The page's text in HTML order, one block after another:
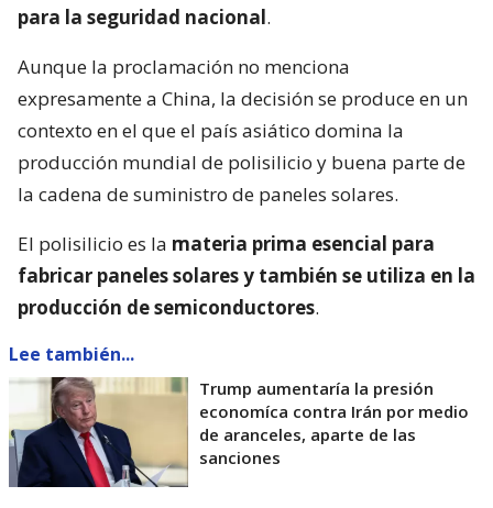
para la seguridad nacional.
Aunque la proclamación no menciona
expresamente a China, la decisión se produce en un
contexto en el que el país asiático domina la
producción mundial de polisilicio y buena parte de
la cadena de suministro de paneles solares.
El polisilicio es la materia prima esencial para
fabricar paneles solares y también se utiliza en la
producción de semiconductores.
Lee también...
Trump aumentaría la presión
economíca contra Irán por medio
de aranceles, aparte de las
sanciones